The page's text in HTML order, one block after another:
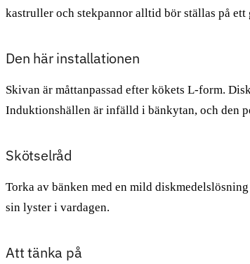
kastruller och stekpannor alltid bör ställas på
Den här installationen
Skivan är måttanpassad efter kökets L-form.
Induktionshällen är infälld i bänkytan, och den
Skötselråd
Torka av bänken med en mild
sin lyster i vardagen.
Att tänka på